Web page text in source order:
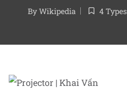
Posted
ByWikipedia
Posted
4 Types